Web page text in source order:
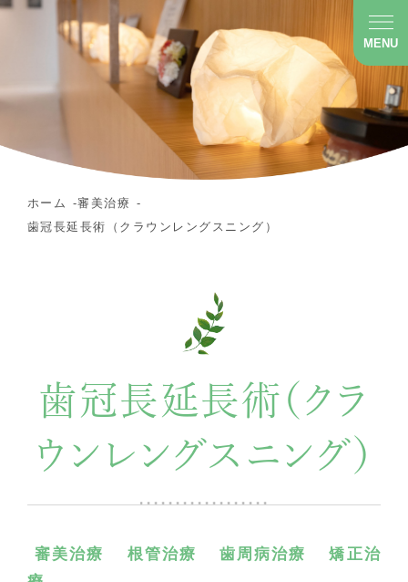
ホーム
審美治療
歯冠長延長術（クラウンレングスニング）
歯冠長延長術（クラ
ウンレングスニング）
審美治療 根管治療 歯周病治療
矯正治
MENU